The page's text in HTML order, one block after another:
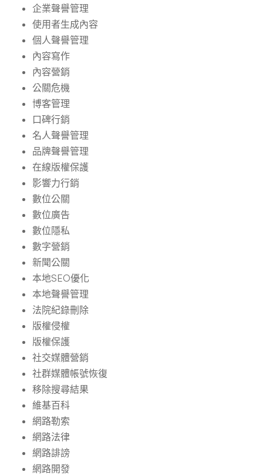
企業聲譽管理
使用者生成內容
個人聲譽管理
內容寫作
內容營銷
公關危機
博客管理
口碑行銷
名人聲譽管理
品牌聲譽管理
在線版權保護
影響力行銷
數位公關
數位廣告
數位隱私
數字營銷
新聞公關
本地SEO優化
本地聲譽管理
法院紀錄刪除
版權侵權
版權保護
社交媒體營銷
社群媒體帳號恢復
移除搜尋結果
維基百科
網路勒索
網路法律
網路誹謗
網路開發